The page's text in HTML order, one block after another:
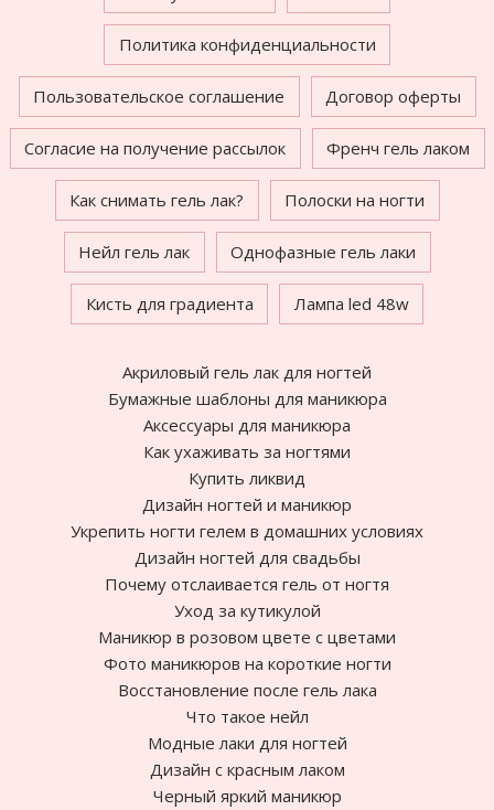
Политика конфиденциальности
Пользовательское соглашение Договор оферты
Согласие на получение рассылок Френч гель лаком
Как снимать гель лак? Полоски на ногти
Нейл гель лак Однофазные гель лаки
Кисть для градиента Лампа led 48w
Акриловый гель лак для ногтей
Бумажные шаблоны для маникюра
Аксессуары для маникюра
Как ухаживать за ногтями
Купить ликвид
Дизайн ногтей и маникюр
Укрепить ногти гелем в домашних условиях
Дизайн ногтей для свадьбы
Почему отслаивается гель от ногтя
Уход за кутикулой
Маникюр в розовом цвете с цветами
Фото маникюров на короткие ногти
Восстановление после гель лака
Что такое нейл
Модные лаки для ногтей
Дизайн с красным лаком
Черный яркий маникюр